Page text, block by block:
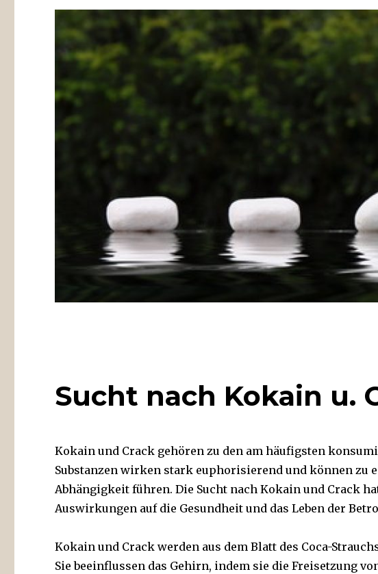
Sucht nach Kokain u.
Kokain und Crack gehören zu den am häufigsten
Substanzen wirken stark euphorisierend und können zu
Abhängigkeit führen. Die Sucht nach Kokain und Crack
Auswirkungen auf die Gesundheit und das Leben der
Kokain und Crack werden aus dem Blatt des Coca-
Sie beeinflussen das Gehirn, indem sie die Freisetzung